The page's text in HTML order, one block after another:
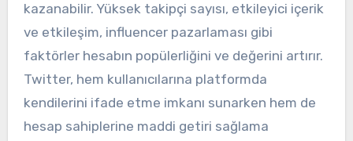
kazanabilir. Yüksek takipçi sayısı, etkileyici içerik
ve etkileşim, influencer pazarlaması gibi
faktörler hesabın popülerliğini ve değerini artırır.
Twitter, hem kullanıcılarına platformda
kendilerini ifade etme imkanı sunarken hem de
hesap sahiplerine maddi getiri sağlama